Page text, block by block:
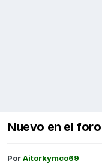
Nuevo en el foro
PorAitorkymco69